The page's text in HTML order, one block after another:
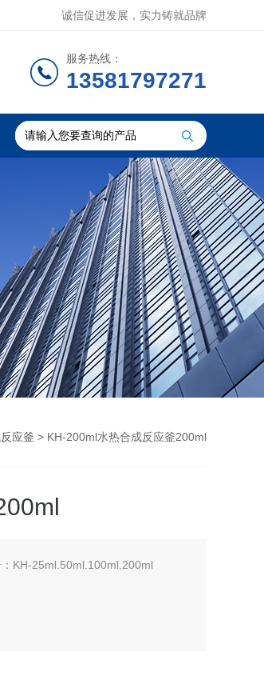
诚信促进发展，实力铸就品牌
服务热线：
13581797271
应釜 > KH-200ml水热合成反应釜200ml
KH-25ml.50ml.100ml.200ml